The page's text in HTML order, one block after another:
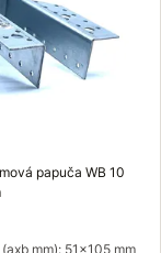
papuča WB 10
mm): 51x105 mm